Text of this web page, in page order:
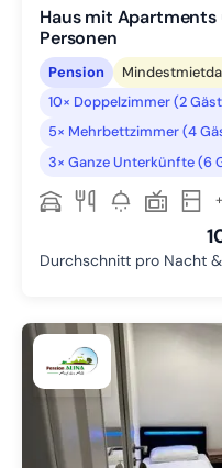
Haus mit
Personen
Pension
10× Doppelzimmer (2
5× Mehrbettzimmer (4
3× Ganze Unterkünfte (6
Durchschnitt pro Nacht